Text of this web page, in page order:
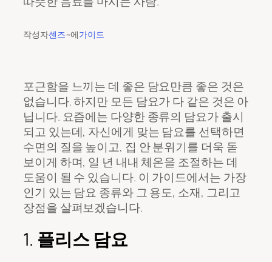
작성자센즈~에가이드
포근함을 느끼는 데 좋은 담요만큼 좋은 것은
없습니다. 하지만 모든 담요가 다 같은 것은 아
닙니다. 요즘에는 다양한 종류의 담요가 출시
되고 있는데, 자신에게 맞는 담요를 선택하면
수면의 질을 높이고, 집 안 분위기를 더욱 돋
보이게 하며, 일 년 내내 체온을 조절하는 데
도움이 될 수 있습니다. 이 가이드에서는 가장
인기 있는 담요 종류와 그 용도, 소재, 그리고
장점을 살펴보겠습니다.
1. 플리스 담요